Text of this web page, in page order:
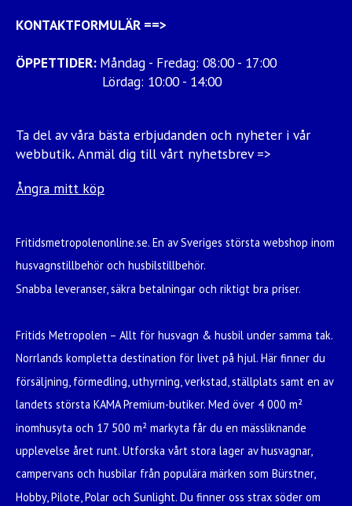
KONTAKTFORMULÄR ==>
ÖPPETTIDER: Måndag - Fredag: 08:00 - 17:00
Lördag: 10:00 - 14:00
Ta del av våra bästa erbjudanden och nyheter i vår
webbutik.Anmäl dig till vårt nyhetsbrev =>
Ångra mitt köp
Fritidsmetropolenonline.se. En av Sveriges största webshop inom
husvagnstillbehör och husbilstillbehör.
Snabba leveranser, säkra betalningar och riktigt bra priser.
Fritids Metropolen – Allt för husvagn & husbil under samma tak.
Norrlands kompletta destination för livet på hjul. Här finner du
försäljning, förmedling, uthyrning, verkstad, ställplats samt en av
landets största KAMA Premium-butiker. Med över 4 000 m²
inomhusyta och 17 500 m² markyta får du en mässliknande
upplevelse året runt. Utforska vårt stora lager av husvagnar,
campervans och husbilar från populära märken som Bürstner,
Hobby, Pilote, Polar och Sunlight. Du finner oss strax söder om